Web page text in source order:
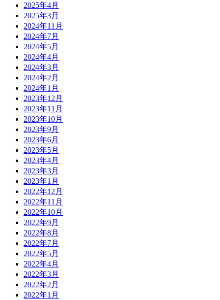
2025年4月
2025年3月
2024年11月
2024年7月
2024年5月
2024年4月
2024年3月
2024年2月
2024年1月
2023年12月
2023年11月
2023年10月
2023年9月
2023年6月
2023年5月
2023年4月
2023年3月
2023年1月
2022年12月
2022年11月
2022年10月
2022年9月
2022年8月
2022年7月
2022年5月
2022年4月
2022年3月
2022年2月
2022年1月